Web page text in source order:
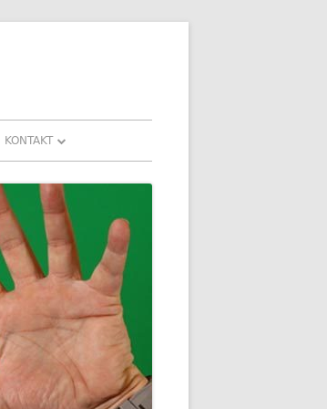
KONTAKT
DOWNLOADS
FAQ
DATENSCHUTZ
IMPRESSUM